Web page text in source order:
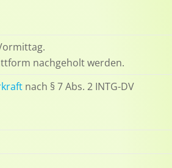
nachgeholt werden.
nach § 7 Abs. 2 INTG-DV